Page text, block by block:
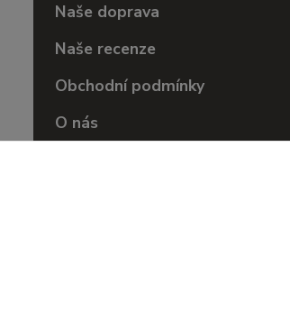
Naše doprava
Naše recenze
Obchodní podmínky
O nás